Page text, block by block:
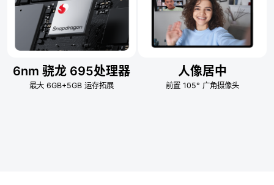
6nm 骁龙695处理器
最大 6GB+5GB运存拓展
人像居中
前置 105° 广角摄像头